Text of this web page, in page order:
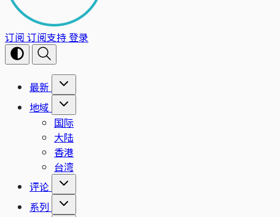
订阅 订阅支持登录
最新
地域
国际
大陆
香港
台湾
评论
系列